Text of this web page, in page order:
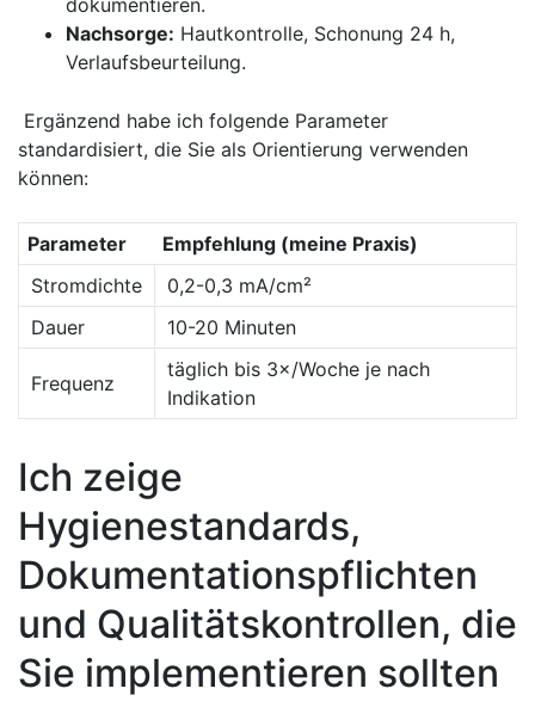
Nachsorge: Hautkontrolle, Schonung 24 h,
Verlaufsbeurteilung.
‍ Ergänzend habe ich folgende⁣ Parameter
standardisiert, die Sie als Orientierung verwenden⁤
können:
Parameter
Empfehlung (meine Praxis)
Stromdichte
0,2-0,3 mA/cm²
Dauer
10-20 Minuten
Frequenz
täglich bis 3×/Woche⁣ je nach
Indikation
Ich zeige
Hygienestandards,
Dokumentationspflichten
und Qualitätskontrollen, die
Sie ⁢implementieren sollten